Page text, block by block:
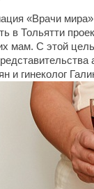
«Врачи
в Тольятти
мам. С этой
и гинеколог